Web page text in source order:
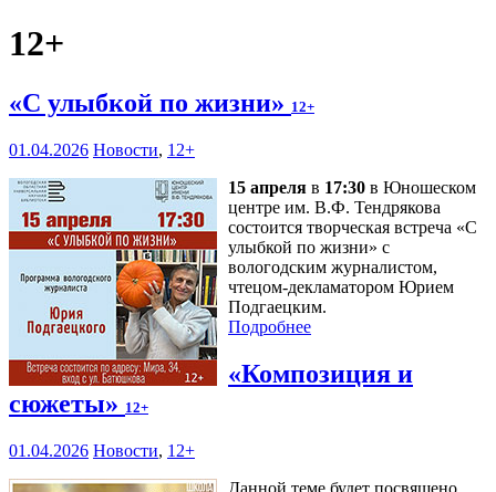
12+
«С улыбкой по жизни» 12+
01.04.2026 Новости, 12+
15 апреля в 17:30 в Юношеском
центре им. В.Ф. Тендрякова
состоится творческая встреча «С
улыбкой по жизни» с
вологодским журналистом,
чтецом-декламатором Юрием
Подгаецким.
Подробнее
«Композиция и
сюжеты» 12+
01.04.2026 Новости, 12+
Данной теме будет посвящено